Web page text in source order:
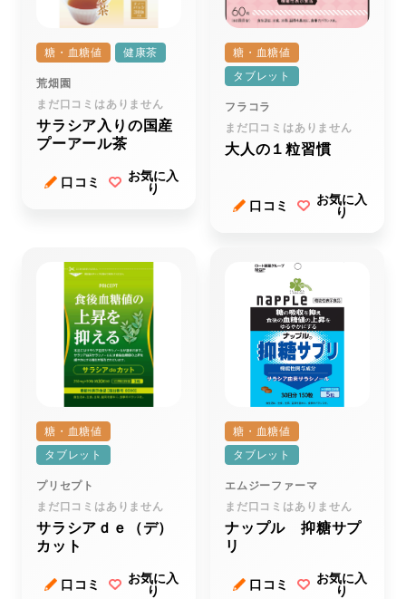
糖・血糖値 健康茶
荒畑園
まだ口コミはありません
サラシア入りの国産
プーアール茶
口コミ
お気に入
り
糖・血糖値
タブレット
フラコラ
まだ口コミはありません
大人の１粒習慣
口コミ
お気に入
り
糖・血糖値
タブレット
プリセプト
まだ口コミはありません
サラシアｄｅ（デ）
カット
口コミ
お気に入
り
糖・血糖値
タブレット
エムジーファーマ
まだ口コミはありません
ナップル 抑糖サプ
リ
口コミ
お気に入
り